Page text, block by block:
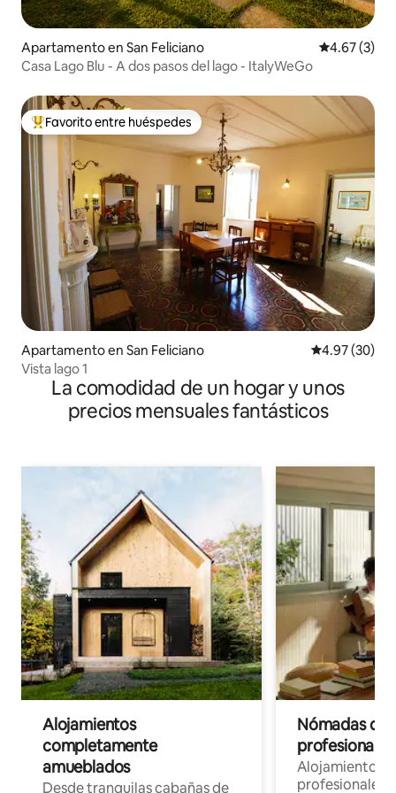
Apartamento en San Feliciano Calificación
4.67 (3)
Casa Lago Blu - A dos pasos del lago - ItalyWeGo
Favorito entre huéspedes preferido
Favorito entre huéspedes
Apartamento en San Feliciano Calificación
4.97 (30)
Vista lago 1
La comodidad de un hogar y unos
precios mensuales fantásticos
Alojamientos
completamente
amueblados
Desde tranquilas cabañas de
Nómadas
Alojamientos
profesionales